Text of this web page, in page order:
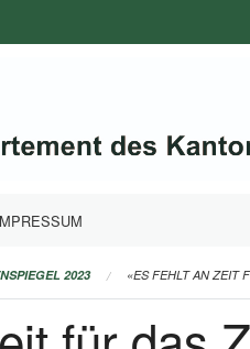
2023 «ES FEHLT AN ZEIT